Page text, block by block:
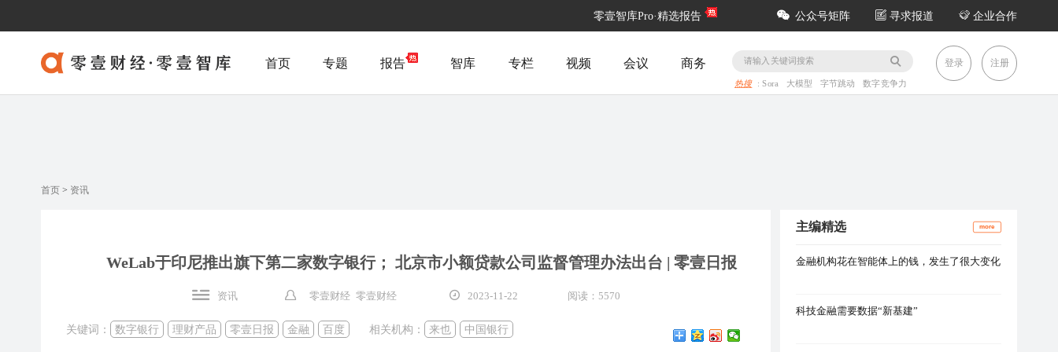
零壹智库Pro·精选报告 公众号矩阵 寻求报道 企业合作
首页 专题 报告 智库 专栏 视频 会议 商务
热搜 :Sora 大模型 字节跳动 数字竞争力
登录 注册
首页 > 资讯
WeLab于印尼推出旗下第二家数字银行； 北京市小额贷款公司监督管理办法出台 | 零壹日报
资讯 零壹财经 零壹财经 2023-11-22 阅读：5570
关键词： 数字银行 理财产品 零壹日报 金融 百度 相关机构： 来也 中国银行
主编精选 more
金融机构花在智能体上的钱，发生了很大变化
科技金融需要数据“新基建”